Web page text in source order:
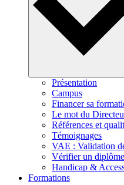
Présentation
Campus
Financer sa
Le mot du
Références et
Témoignages
VAE : Validation
Vérifier un diplôme
Handicap &
Formations